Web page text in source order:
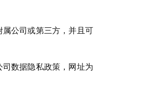
公司或第三方，并且可
数据隐私政策，网址为